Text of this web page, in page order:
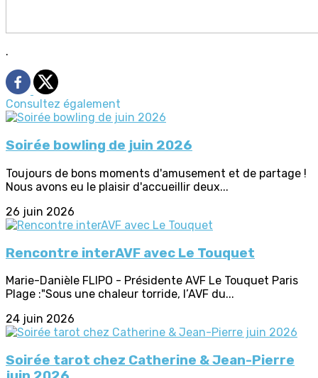
.
Consultez également
Soirée bowling de juin 2026
Toujours de bons moments d'amusement et de partage !
Nous avons eu le plaisir d'accueillir deux...
26 juin 2026
Rencontre interAVF avec Le Touquet
Marie-Danièle FLIPO - Présidente AVF Le Touquet Paris
Plage :"Sous une chaleur torride, l’AVF du...
24 juin 2026
Soirée tarot chez Catherine & Jean-Pierre